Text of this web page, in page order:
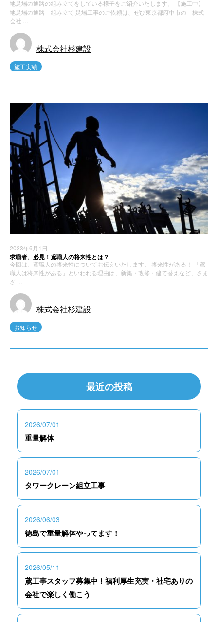
地足場の通路の組み立てをしている様子をご紹介いたします。 【施工中】
地足場の通路 組み立て 足場工事のご依頼は、ぜひ東京都府中市の「株式
会社 …
株式会社杉建設
施工実績
2023年6月1日
求職者、必見！鳶職人の将来性とは？
今回は、鳶職人の将来性についてお伝えいたします。 将来性がある！ 「鳶
職人は将来性がある」といわれる理由は、新築・改修・建て替えなど、さま
ざ …
株式会社杉建設
お知らせ
最近の投稿
2026/07/01
重量解体
2026/07/01
タワークレーン組立工事
2026/06/03
徳島で重量解体やってます！
2026/05/11
鳶工事スタッフ募集中！福利厚生充実・社宅ありの
会社で楽しく働こう